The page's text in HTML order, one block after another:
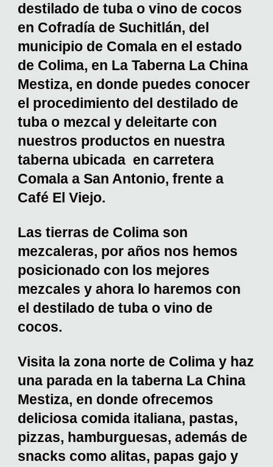
destilado de tuba o vino de cocos
en Cofradía de Suchitlán, del
municipio de Comala en el estado
de Colima, en La Taberna La China
Mestiza, en donde puedes conocer
el procedimiento del destilado de
tuba o mezcal y deleitarte con
nuestros productos en nuestra
taberna ubicada en carretera
Comala a San Antonio, frente a
Café El Viejo.
Las tierras de Colima son
mezcaleras, por años nos hemos
posicionado con los mejores
mezcales y ahora lo haremos con
el destilado de tuba o vino de
cocos.
Visita la zona norte de Colima y haz
una parada en la taberna La China
Mestiza, en donde ofrecemos
deliciosa comida italiana, pastas,
pizzas, hamburguesas, además de
snacks como alitas, papas gajo y